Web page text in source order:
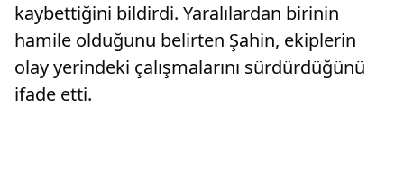
kaybettiğini bildirdi. Yaralılardan birinin
hamile olduğunu belirten Şahin, ekiplerin
olay yerindeki çalışmalarını sürdürdüğünü
ifade etti.